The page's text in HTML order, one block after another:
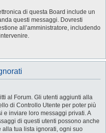
di questa Board include un
questi messaggi. Dovresti
all’amministratore, includendo
al Forum. Gli utenti aggiunti alla
di Controllo Utente per poter più
e inviare loro messaggi privati. A
di questi utenti possono anche
tua lista ignorati, ogni suo